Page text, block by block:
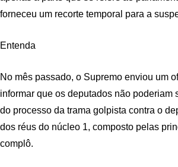
forneceu um recorte temporal para a
Entenda
No mês passado, o Supremo enviou um
informar que os deputados não poderiam
do processo da trama golpista contra o
dos réus do núcleo 1, composto pelas
complô.